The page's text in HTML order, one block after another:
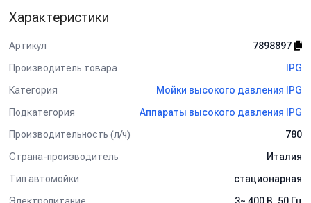
- Поршни выполнены из керамики.
- Двухполюсной электромотор (2800 об/мин)
продолжительного действия с термозащитой.
- Регулятор давления.
- Манометр.
Евросоюза.
аксессуаров.
Характеристики
Артикул
7898897
Производитель товара
IPG
Категория
Мойки высокого давления IPG
Подкатегория
Аппараты высокого давления IPG
Производительность (л/ч)
780
Страна-производитель
Италия
Тип автомойки
стационарная
Электропитание